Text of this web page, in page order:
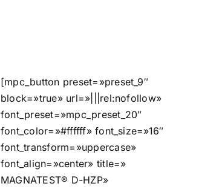
[mpc_button preset=»preset_9″
block=»true» url=»|||rel:nofollow»
font_preset=»mpc_preset_20″
font_color=»#ffffff» font_size=»16″
font_transform=»uppercase»
font_align=»center» title=»
MAGNATEST® D-HZP»